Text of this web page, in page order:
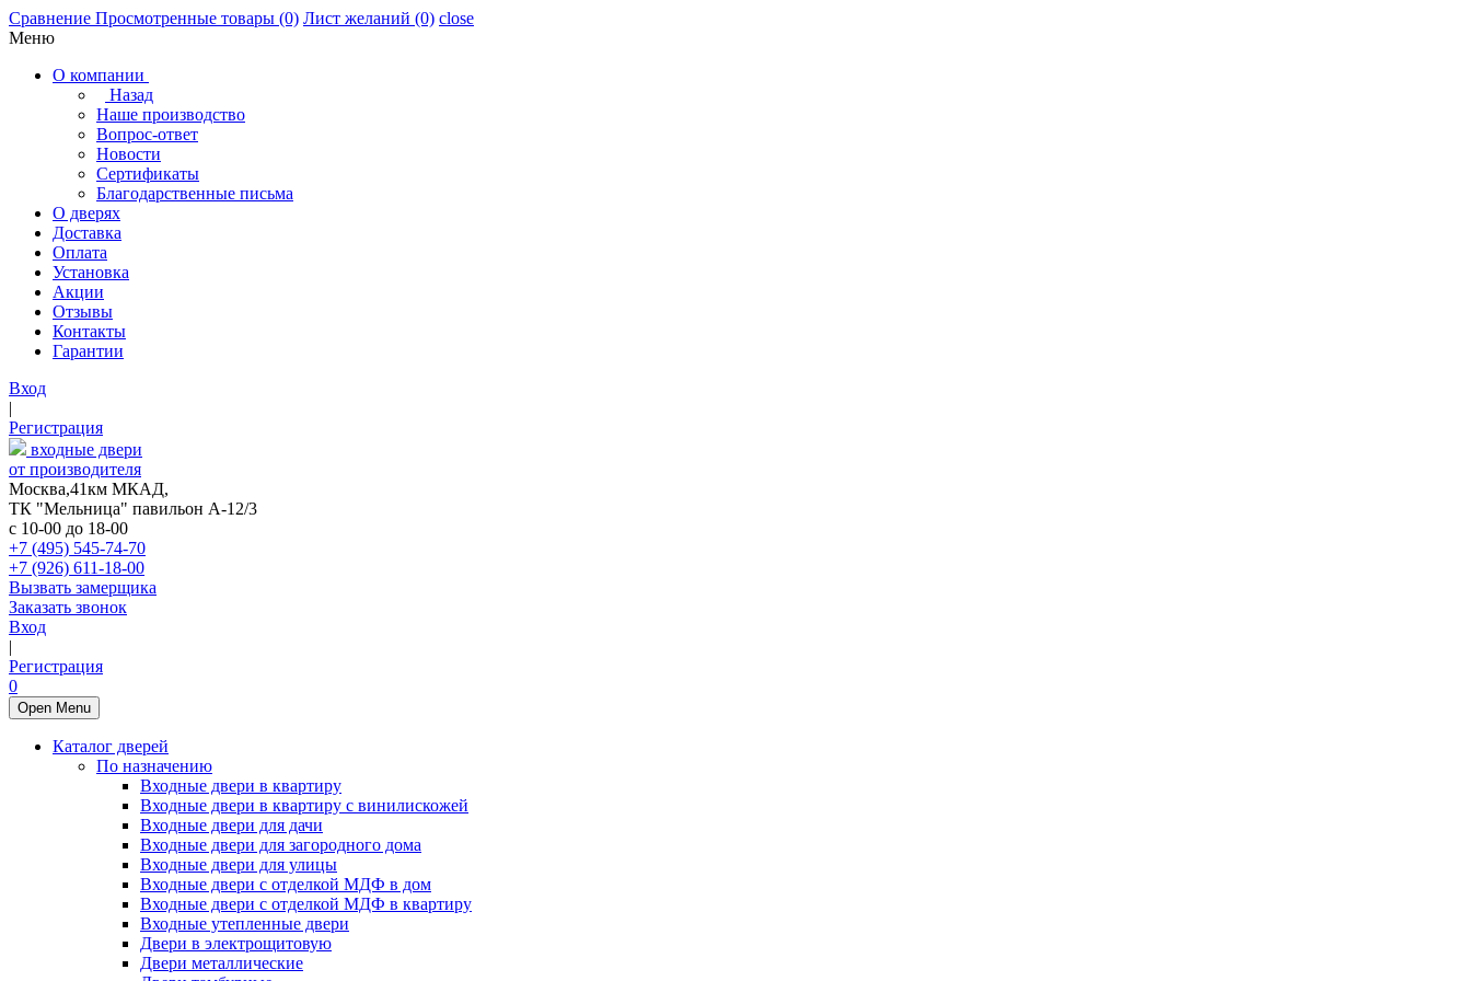
Сравнение Просмотренные товары (0) Лист желаний (0) close
Меню
О компании
Назад
Наше производство
Вопрос-ответ
Новости
Сертификаты
Благодарственные письма
О дверях
Доставка
Оплата
Установка
Акции
Отзывы
Контакты
Гарантии
Вход
|
Регистрация
входные двери
от производителя
Москва,41км МКАД,
ТК "Мельница" павильон А-12/3
с 10-00 до 18-00
+7 (495) 545-74-70
+7 (926) 611-18-00
Вызвать замерщика
Заказать звонок
Вход
|
Регистрация
0
Open Menu
Каталог дверей
По назначению
Входные двери в квартиру
Входные двери в квартиру с винилискожей
Входные двери для дачи
Входные двери для загородного дома
Входные двери для улицы
Входные двери с отделкой МДФ в дом
Входные двери с отделкой МДФ в квартиру
Входные утепленные двери
Двери в электрощитовую
Двери металлические